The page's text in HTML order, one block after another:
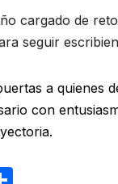
cargado de
seguir
a quienes
con